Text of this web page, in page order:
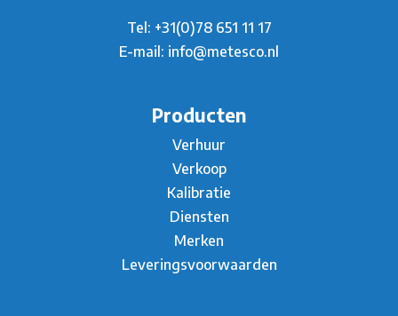
Tel: +31(0)78 651 11 17
E-mail: info@metesco.nl
Producten
Verhuur
Verkoop
Kalibratie
Diensten
Merken
Leveringsvoorwaarden